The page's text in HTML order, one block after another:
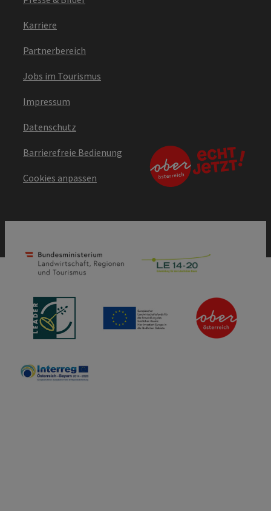
Karriere
Partnerbereich
Jobs im Tourismus
Impressum
Datenschutz
Barrierefreie Bedienung
Cookies anpassen